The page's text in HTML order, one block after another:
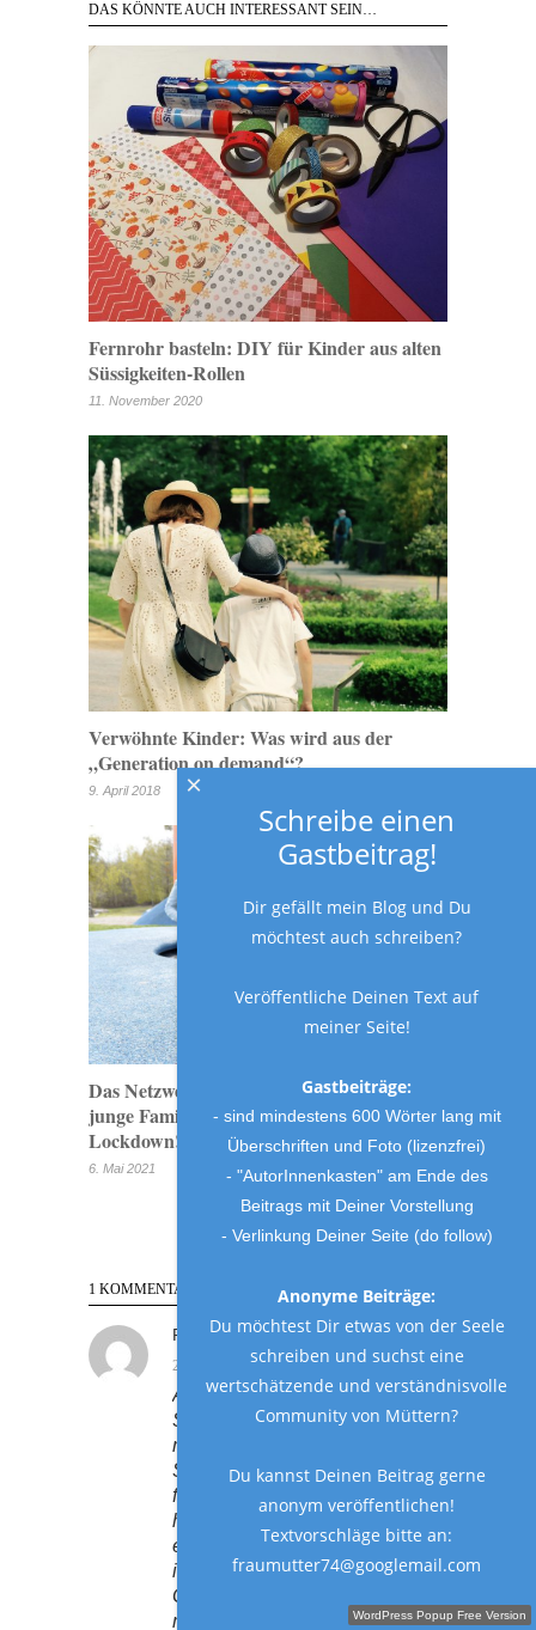
DAS KÖNNTE AUCH INTERESSANT SEIN…
Fernrohr basteln: DIY für Kinder aus alten
Süssigkeiten-Rollen
11. November 2020
Verwöhnte Kinder: Was wird aus der
„Generation on demand“?
9. April 2018
Das Netzwerk Gesunde Kinder begleitet
junge Familien kostenlos- auch im
Lockdown!
6. Mai 2021
1 KOMMENTAR
RUTH
20. Dezember 2018 at 2:22 p.m.
Auch du wirst mal eine
Schwiegermutter und wirst dann
merken, was du deinen
Schwiegereltern
fälschlicherweise vorgeworfen
hast. Viele Dinge merkt man
eben leider erst wenn es zu spät
ist. Jeder Mensch hat seine
Gewohnheiten und die muß
man ja auch nicht unbedingt
Schreibe einen Gastbeitrag!
Schreibe einen
Gastbeitrag!
Dir gefällt mein Blog und Du
möchtest auch schreiben?
Veröffentliche Deinen Text auf
meiner Seite!
Gastbeiträge:
- sind mindestens 600 Wörter lang mit
Überschriften und Foto (lizenzfrei)
- "AutorInnenkasten" am Ende des
Beitrags mit Deiner Vorstellung
- Verlinkung Deiner Seite (do follow)
Anonyme Beiträge:
Du möchtest Dir etwas von der Seele
schreiben und suchst eine
wertschätzende und verständnisvolle
Community von Müttern?
Du kannst Deinen Beitrag gerne
anonym veröffentlichen!
Textvorschläge bitte an:
fraumutter74@googlemail.com
×
WordPress Popup Free Version